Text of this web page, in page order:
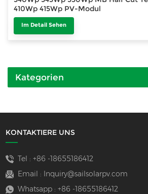
410Wp 415Wp PV-Modul
Im Detail Sehen
Kategorien
KONTAKTIERE UNS
Tel : +86 -18655186412
Email :
Inquiry@sailsolarpv.com
Whatsapp : +86 -18655186412